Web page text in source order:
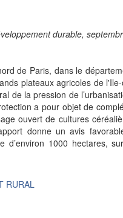
durable,
de Paris, dans le
plateaux agricoles de
de la pression de
a pour objet de
ouvert de cultures
donne un avis
d’environ 1000 hectares,
RURAL